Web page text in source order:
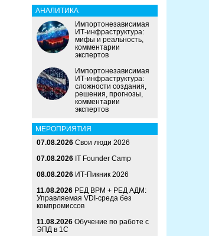
АНАЛИТИКА
Импортонезависимая
ИТ-инфраструктура:
мифы и реальность,
комментарии
экспертов
Импортонезависимая
ИТ-инфраструктура:
сложности создания,
решения, прогнозы,
комментарии
экспертов
МЕРОПРИЯТИЯ
07.08.2026 Свои люди 2026
07.08.2026 IT Founder Camp
08.08.2026 ИТ-Пикник 2026
11.08.2026 РЕД ВРМ + РЕД АДМ:
Управляемая VDI-среда без
компромиссов
11.08.2026 Обучение по работе с
ЭПД в 1С